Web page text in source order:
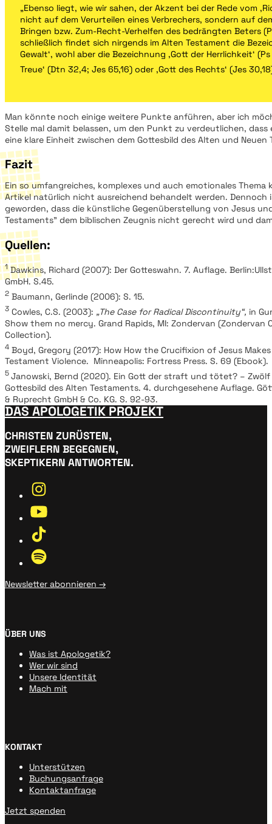
„Ebenso liegt, wie wir sahen, der Akzent bei der Rede vom
nicht auf dem Verurteilen eines Verbrechers, sondern auf
Bringen bzw. Zum-Recht-Verhelfen des bedrängten Beters
schließlich findet sich nirgends im Alten Testament die
Gewalt‘, wohl aber die Bezeichnung ‚Gott der Herrlichkeit‘
Treue‘ (Dtn 32,4; Jes 65,16) oder ‚Gott des Rechts‘ (Jes
Man könnte noch einige weitere Punkte anführen, aber ich
Stelle mal damit belassen, um den Punkt zu verdeutlichen, dass
eine klare Einheit zwischen dem Gottesbild des Alten und
Fazit
Ein so umfangreiches, komplexes und auch emotionales Thema
Artikel natürlich nicht ausreichend behandelt werden. Dennoch
geworden, dass die künstliche Gegenüberstellung von Jesus
Testaments” dem biblischen Zeugnis nicht gerecht wird und
Quellen:
1Dawkins, Richard (2007): Der Gotteswahn. 7. Auflage.
GmbH. S.45.
2 Baumann, Gerlinde (2006): S. 15.
3 Cowles, C.S. (2003): „The Case for Radical Discontinuity“, in
Show them no mercy. Grand Rapids, MI: Zondervan (Zondervan
Collection).
4 Boyd, Gregory (2017): How How the Crucifixion of Jesus
Testament Violence. Minneapolis: Fortress Press. S. 69 (Ebook).
5 Janowski, Bernd (2020). Ein Gott der straft und tötet? – Zwölf
Gottesbild des Alten Testaments. 4. durchgesehene Auflage.
& Ruprecht GmbH & Co. KG. S. 92-93.
DAS APOLOGETIK PROJEKT
CHRISTEN ZURÜSTEN,
ZWEIFLERN BEGEGNEN,
SKEPTIKERN ANTWORTEN.
Newsletter abonnieren →
ÜBER UNS
Was ist Apologetik?
Wer wir sind
Unsere Identität
Mach mit
KONTAKT
Unterstützen
Buchungsanfrage
Kontaktanfrage
Jetzt spenden